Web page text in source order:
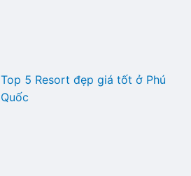
Top 5 Resort đẹp giá tốt ở Phú
Quốc